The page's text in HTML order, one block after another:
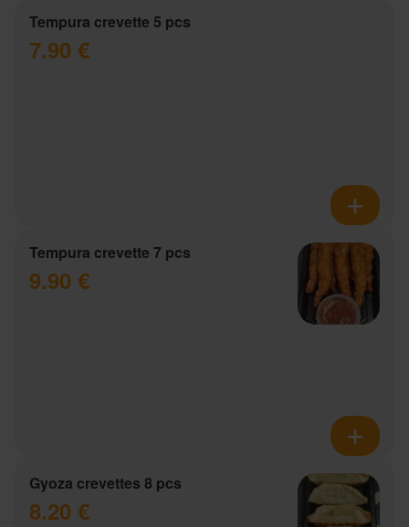
Tempura crevette 5 pcs
7.90 €
Tempura crevette 7 pcs
9.90 €
Gyoza crevettes 8 pcs
8.20 €